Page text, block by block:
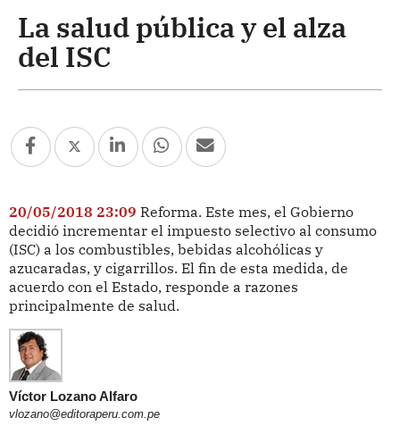
La salud pública y el alza
del ISC
20/05/2018 23:09 Reforma. Este mes, el Gobierno
decidió incrementar el impuesto selectivo al consumo
(ISC) a los combustibles, bebidas alcohólicas y
azucaradas, y cigarrillos. El fin de esta medida, de
acuerdo con el Estado, responde a razones
principalmente de salud.
Víctor Lozano Alfaro
vlozano@editoraperu.com.pe